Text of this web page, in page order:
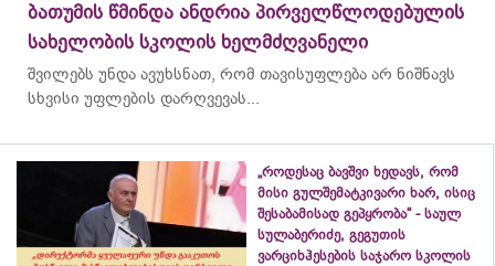
ბათუმის წმინდა ანდრია პირველწლოდებულის
სახელობის სკოლის ხელმძღვანელი
შვილებს უნდა ავუხსნათ, რომ თავისუფლება არ ნიშნავს
სხვისი უფლების დარღვევას...
„როდესაც ბავშვი ხედავს, რომ
მისი გულშემატკივარი ხარ, ისიც
შესაბამისად გეპყრობა“ - საულ
სულაბერიძე, გეგუთის
ვარციხჰესების საჯარო სკოლის